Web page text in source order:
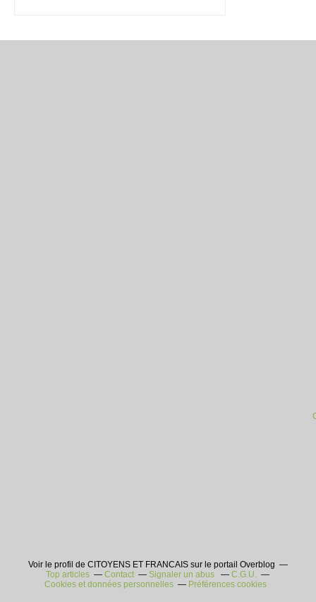
Voir le profil de CITOYENS ET FRANCAIS sur le portail Overblog
Top articles
Contact Signaler un abus
C.G.U.
Cookies et données personnelles
Préférences cookies